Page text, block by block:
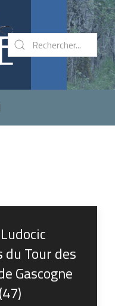
Tour des
Gascogne